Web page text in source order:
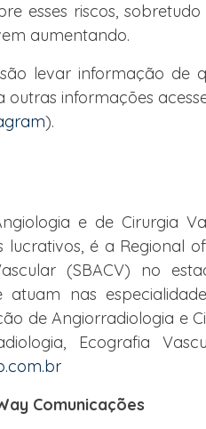
esses riscos,
aumentando.
levar informação de
informações
).
e de Cirurgia
lucrativos, é a Regional
(SBACV) no
atuam nas
de Angiorradiologia e
Ecografia
Comunicações